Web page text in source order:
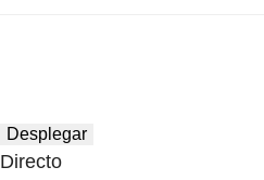
Desplegar
Directo